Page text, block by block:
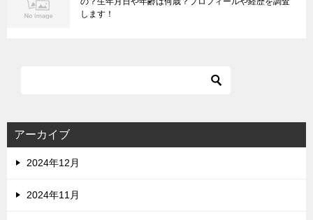
します！
アーカイブ
2024年12月
2024年11月